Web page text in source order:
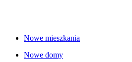
Nowe mieszkania
Nowe domy